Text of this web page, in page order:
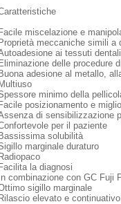
miscelazione e
meccaniche simili a
ai tessuti dentali
delle procedure
adesione al metallo,
minimo della
posizionamento e
di sensibilizzazione
per il paziente
solubilità
marginale duraturo
la diagnosi
combinazione con GC Fuji
sigillo marginale
elevato e